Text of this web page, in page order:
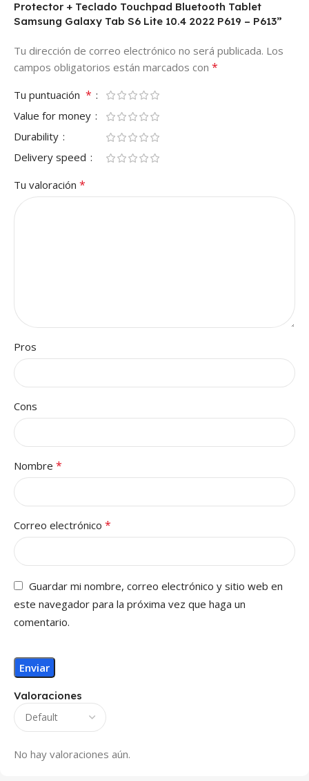
Valoraciones
No hay valoraciones aún.
Protector + Teclado Touchpad Bluetooth Tablet
Samsung Galaxy Tab S6 Lite 10.4 2022 P619 – P613”
Tu dirección de correo electrónico no será publicada. Los
campos obligatorios están marcados con *
Tu puntuación *
Value for money
Durability
Delivery speed
Tu valoración *
Pros
Cons
Nombre *
Correo electrónico *
Guardar mi nombre, correo electrónico y sitio web en
este navegador para la próxima vez que haga un
comentario.